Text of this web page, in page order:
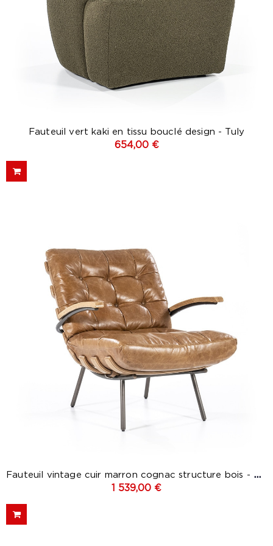
Fauteuil vert kaki en tissu bouclé design - Tuly
654,00 €
Fauteuil vintage cuir marron cognac structure bois - Bastio
1 539,00 €